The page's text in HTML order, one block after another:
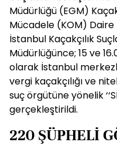
Müdürlüğü (EGM)
Mücadele (KOM) Daire
İstanbul Kaçakçılık
Müdürlüğünce; 15 ve
olarak İstanbul
vergi kaçakçılığı ve
suç örgütüne yönelik
gerçekleştirildi.
220 ŞÜPHELİ